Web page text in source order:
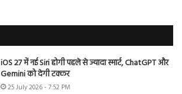
iOS 27 में नई Siri होगी पहले से ज्यादा स्मार्ट, ChatGPT और
Gemini को देगी टक्कर
25 July 2026 - 7:52 PM